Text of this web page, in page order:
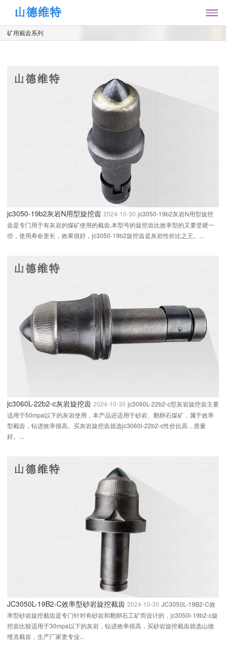
矿用截齿系列
jc3050-19b2灰岩N用型旋挖齿 2024-10-30 jc3050-19b2灰岩N用型旋挖
齿是专门用于有灰岩的煤矿使用的截齿,本型号的旋挖齿比效率型的又要坚硬一
些，使用寿命更长，效果很好，jc3050-19b2旋挖齿是灰岩性价比之王。...
jc3060L-22b2-c灰岩旋挖齿 2024-10-30 jc3060L-22b2-c型灰岩旋挖齿主要
适用于50mpa以下的灰岩使用，本产品还适用于砂岩、鹅卵石煤矿，属于效率
型截齿，钻进效率很高。买灰岩旋挖齿就选jc3060l-22b2-c性价比高，质量
好。...
JC3050L-19B2-C效率型砂岩旋挖截齿 2024-10-30 JC3050L-19B2-C效
率型砂岩旋挖截齿是专门针对有砂岩和鹅卵石工矿而设计的，jc3050l-19b2-c旋
挖齿比较适用于30mpa以下的灰岩，钻进效率很高，买砂岩旋挖截齿就选山德
维克截齿，生产厂家更专业...